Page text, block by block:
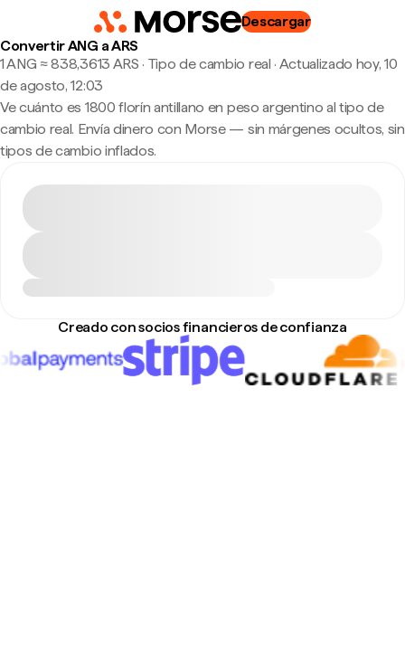
Descargar
Convertir ANG a ARS
1 ANG ≈ 838,3613 ARS · Tipo de cambio real · Actualizado hoy, 10
de agosto, 12:03
Ve cuánto es 1800 florín antillano en peso argentino al tipo de
cambio real. Envía dinero con Morse — sin márgenes ocultos, sin
tipos de cambio inflados.
Creado con socios financieros de confianza